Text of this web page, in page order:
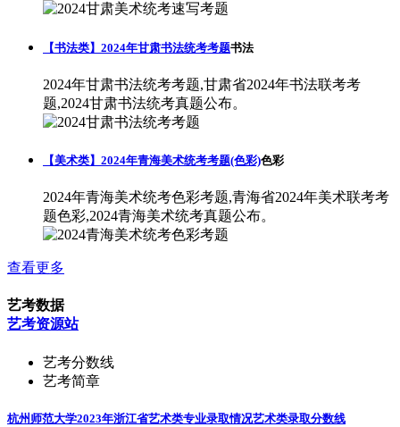
【书法类】2024年甘肃书法统考考题书法
2024年甘肃书法统考考题,甘肃省2024年书法联考考
题,2024甘肃书法统考真题公布。
【美术类】2024年青海美术统考考题(色彩)色彩
2024年青海美术统考色彩考题,青海省2024年美术联考考
题色彩,2024青海美术统考真题公布。
查看更多
艺考数据
艺考资源站
艺考分数线
艺考简章
杭州师范大学2023年浙江省艺术类专业录取情况艺术类录取分数线